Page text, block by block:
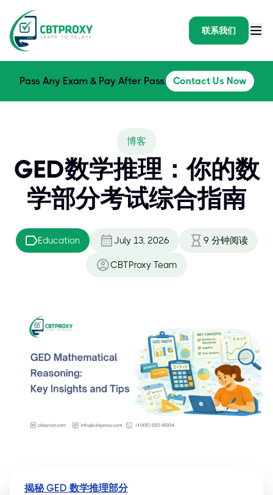
联系我们
Pass Any Exam & Pay After Pass. Contact Us Now
博客
GED数学推理：你的数
学部分考试综合指南
Education July 13, 2026 9 分钟阅读
CBTProxy Team
揭秘 GED 数学推理部分